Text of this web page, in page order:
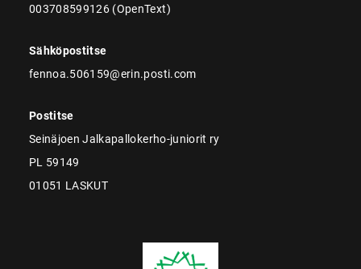
003708599126 (OpenText)
Sähköpostitse
fennoa.506159@erin.posti.com
Postitse
Seinäjoen Jalkapallokerho-juniorit ry
PL 59149
01051 LASKUT